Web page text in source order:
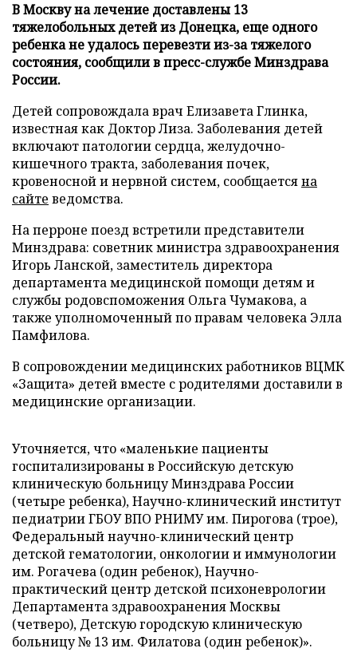
В Москву на лечение доставлены 13
тяжелобольных детей из Донецка, еще одного
ребенка не удалось перевезти из-за тяжелого
состояния, сообщили в пресс-службе Минздрава
России.
Детей сопровождала врач Елизавета Глинка,
известная как Доктор Лиза. Заболевания детей
включают патологии сердца, желудочно-
кишечного тракта, заболевания почек,
кровеносной и нервной систем, сообщаетсяна
сайте ведомства.
На перроне поезд встретили представители
Минздрава: советник министра здравоохранения
Игорь Ланской, заместитель директора
департамента медицинской помощи детям и
службы родовспоможения Ольга Чумакова, а
также уполномоченный по правам человека Элла
Памфилова.
В сопровождении медицинских работников ВЦМК
«Защита» детей вместе с родителями доставили в
медицинские организации.
Уточняется, что «маленькие пациенты
госпитализированы в Российскую детскую
клиническую больницу Минздрава России
(четыре ребенка), Научно-клинический институт
педиатрии ГБОУ ВПО РНИМУ им. Пирогова (трое),
Федеральный научно-клинический центр
детской гематологии, онкологии и иммунологии
им. Рогачева (один ребенок), Научно-
практический центр детской психоневрологии
Департамента здравоохранения Москвы
(четверо), Детскую городскую клиническую
больницу № 13 им. Филатова (один ребенок)».